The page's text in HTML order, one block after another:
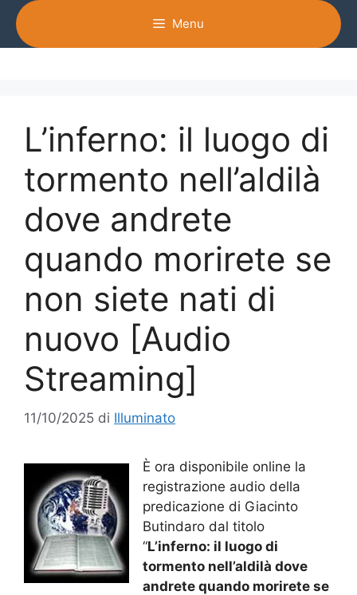
Vai
contenuto
Menu
L’inferno: il luogo di
tormento nell’aldilà
dove andrete
quando morirete se
non siete nati di
nuovo [Audio
Streaming]
11/10/2025 di Illuminato
È ora disponibile online la
registrazione audio della
predicazione di Giacinto
Butindaro dal titolo
“L’inferno: il luogo di
tormento nell’aldilà dove
andrete quando morirete se